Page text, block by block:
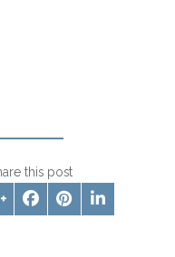
this post